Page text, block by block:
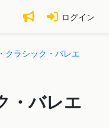
ログイン
クラシック・バレエ
・バレエ